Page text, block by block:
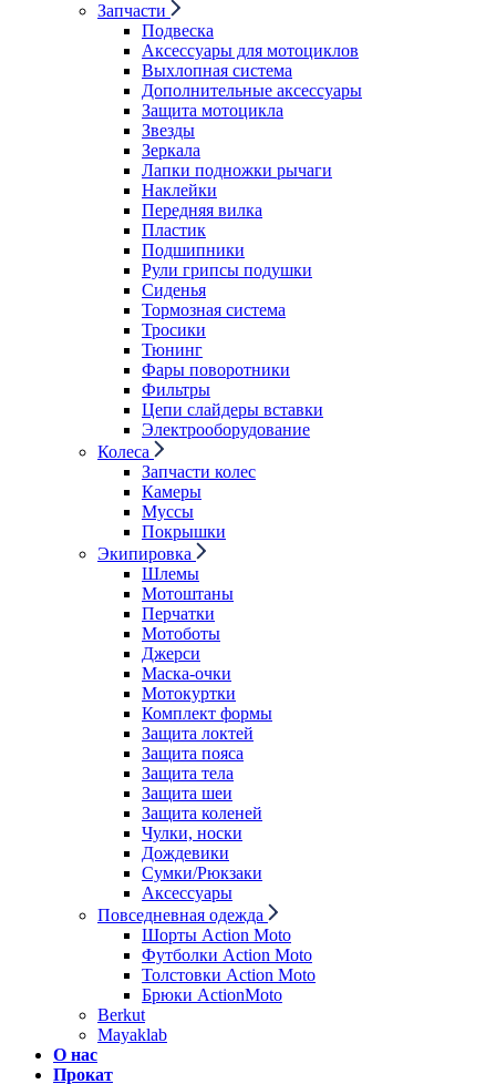
Запчасти
Подвеска
Аксессуары для мотоциклов
Выхлопная система
Дополнительные аксессуары
Защита мотоцикла
Звезды
Зеркала
Лапки подножки рычаги
Наклейки
Передняя вилка
Пластик
Подшипники
Рули грипсы подушки
Сиденья
Тормозная система
Тросики
Тюнинг
Фары поворотники
Фильтры
Цепи слайдеры вставки
Электрооборудование
Колеса
Запчасти колес
Камеры
Муссы
Покрышки
Экипировка
Шлемы
Мотоштаны
Перчатки
Мотоботы
Джерси
Маска-очки
Мотокуртки
Комплект формы
Защита локтей
Защита пояса
Защита тела
Защита шеи
Защита коленей
Чулки, носки
Дождевики
Сумки/Рюкзаки
Аксессуары
Повседневная одежда
Шорты Action Moto
Футболки Action Moto
Толстовки Action Moto
Брюки ActionMoto
Berkut
Mayaklab
О нас
Прокат